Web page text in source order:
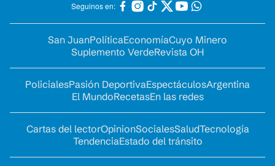
Seguinos en:
San JuanPolíticaEconomíaCuyo Minero
Suplemento VerdeRevista OH
PolicialesPasión DeportivaEspectáculosArgentina
El MundoRecetasEn las redes
Cartas del lectorOpinionSocialesSaludTecnología
TendenciaEstado del tránsito